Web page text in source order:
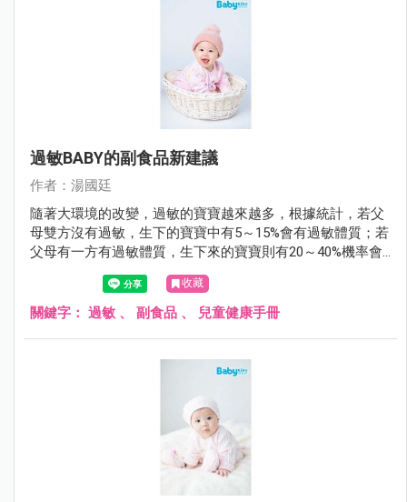
過敏BABY的副食品新建議
作者：湯國廷
隨著大環境的改變，過敏的寶寶越來越多，根據統計，若父
母雙方沒有過敏，生下的寶寶中有5～15%會有過敏體質；若
父母有一方有過敏體質，生下來的寶寶則有20～40%機率會
有過敏體質；若父母雙方都有過敏體質，生下的寶寶過敏的
機會則大增到40～80%。 收藏
關鍵字： 過敏 、 副食品 、 兒童健康手冊